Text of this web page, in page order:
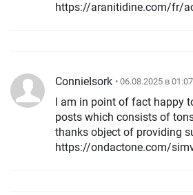
https://aranitidine.com/fr/
ConnieIsork • 06.08.2025 в 01:07
I am in point of fact happy
posts which consists of
thanks object of providing
https://ondactone.com/